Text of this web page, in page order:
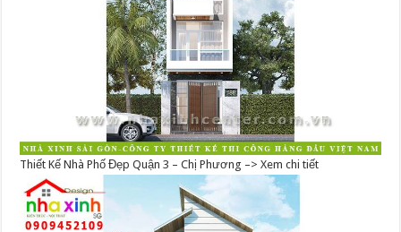
Thiết Kế Nhà Phố Đẹp Quận 3 – Chị Phương –> Xem chi tiết